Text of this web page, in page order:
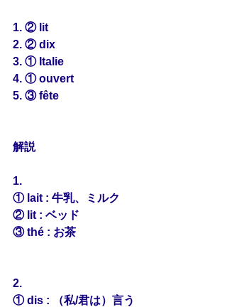
1. ② lit
2. ② dix
3. ① Italie
4. ① ouvert
5. ③ fête
解説
1.
① lait : 牛乳、ミルク
② lit : ベッド
③ thé : お茶
2.
① dis : （私/君は）言う